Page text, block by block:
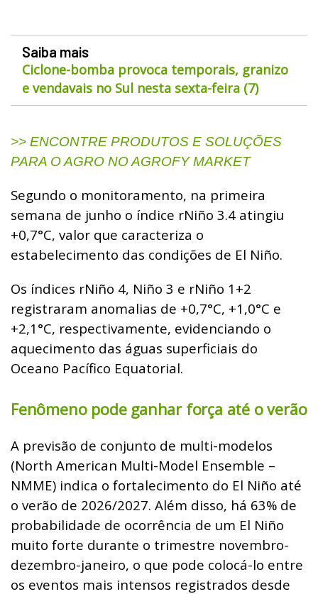
Saiba mais
Ciclone-bomba provoca temporais, granizo
e vendavais no Sul nesta sexta-feira (7)
>> ENCONTRE PRODUTOS E SOLUÇÕES
PARA O AGRO NO AGROFY MARKET
Segundo o monitoramento, na primeira
semana de junho o índice rNiño 3.4 atingiu
+0,7°C, valor que caracteriza o
estabelecimento das condições de El Niño.
Os índices rNiño 4, Niño 3 e rNiño 1+2
registraram anomalias de +0,7°C, +1,0°C e
+2,1°C, respectivamente, evidenciando o
aquecimento das águas superficiais do
Oceano Pacífico Equatorial.
Fenômeno pode ganhar força até o verão
A previsão de conjunto de multi-modelos
(North American Multi-Model Ensemble –
NMME) indica o fortalecimento do El Niño até
o verão de 2026/2027. Além disso, há 63% de
probabilidade de ocorrência de um El Niño
muito forte durante o trimestre novembro-
dezembro-janeiro, o que pode colocá-lo entre
os eventos mais intensos registrados desde